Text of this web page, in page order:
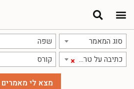
סוג המאמר שפה
× כתיבה על טראומה קורס